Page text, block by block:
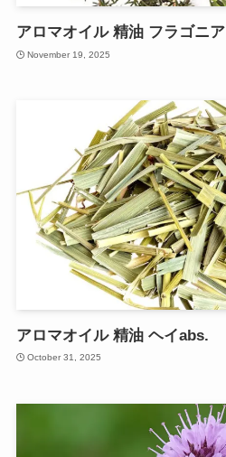
アロマオイル 精油 フラゴニア
November 19, 2025
アロマオイル 精油 ヘイabs.
October 31, 2025